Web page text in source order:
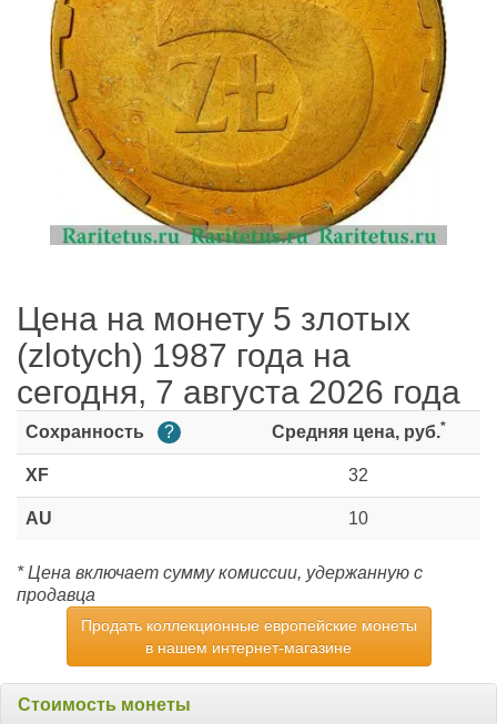
Цена на монету 5 злотых
(zlotych) 1987 года на
сегодня, 7 августа 2026 года
Сохранность ? Средняя цена, руб.*
XF 32
AU 10
* Цена включает сумму комиссии, удержанную с
продавца
Продать коллекционные европейские монеты
в нашем интернет-магазине
Стоимость монеты